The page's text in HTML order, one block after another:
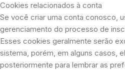
Cookies relacionados à conta
Se você criar uma conta conosco,
gerenciamento do processo de
Esses cookies geralmente serão
sistema, porém, em alguns casos,
posteriormente para lembrar as